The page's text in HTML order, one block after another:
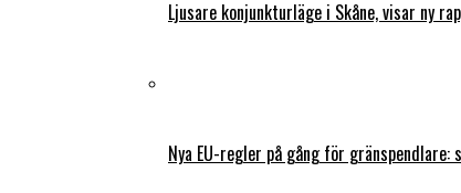
Ljusare konjunkturläge i Skåne, visar ny
Nya EU-regler på gång för